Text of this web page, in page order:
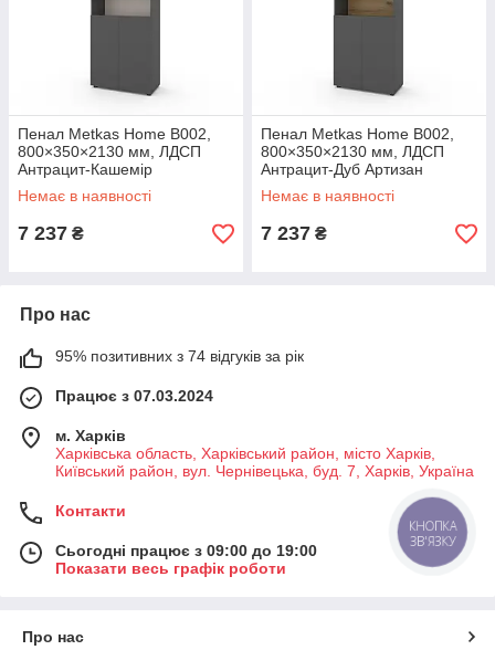
Пенал Metkas Home B002,
800×350×2130 мм, ЛДСП
Антрацит-Кашемір
(MB002AK)
Немає в наявності
7 237 ₴
Пенал Metkas Home B002,
800×350×2130 мм, ЛДСП
Антрацит-Дуб Артизан
(MB002ADA)
Немає в наявності
7 237 ₴
Про нас
95% позитивних з 74 відгуків за рік
Працює з 07.03.2024
м. Харків
Харківська область, Харківський район, місто Харків,
Київський район, вул. Чернівецька, буд. 7, Харків, Україна
Контакти
Сьогодні працює з 09:00 до 19:00
Показати весь графік роботи
Про нас
КНОПКА
ЗВ'ЯЗКУ